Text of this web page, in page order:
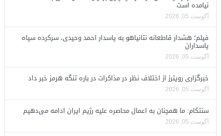
نیامده است
آگوست 05, 2026
فیلم؛ هشدار قاطعانه نتانیاهو به پاسدار احمد وحیدی، سرکرده سپاه
پاسداران
آگوست 05, 2026
خبرگزاری رویترز از اختلاف نظر در مذاکرات در باره تنگه هرمز خبر داد
آگوست 05, 2026
سنتکام: ما همچنان به اعمال محاصره علیه رژیم ایران ادامه می‌دهیم
آگوست 05, 2026